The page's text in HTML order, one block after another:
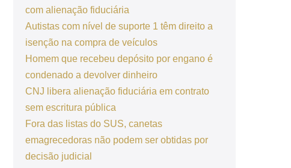
com alienação fiduciária
Autistas com nível de suporte 1 têm direito a
isenção na compra de veículos
Homem que recebeu depósito por engano é
condenado a devolver dinheiro
CNJ libera alienação fiduciária em contrato
sem escritura pública
Fora das listas do SUS, canetas
emagrecedoras não podem ser obtidas por
decisão judicial